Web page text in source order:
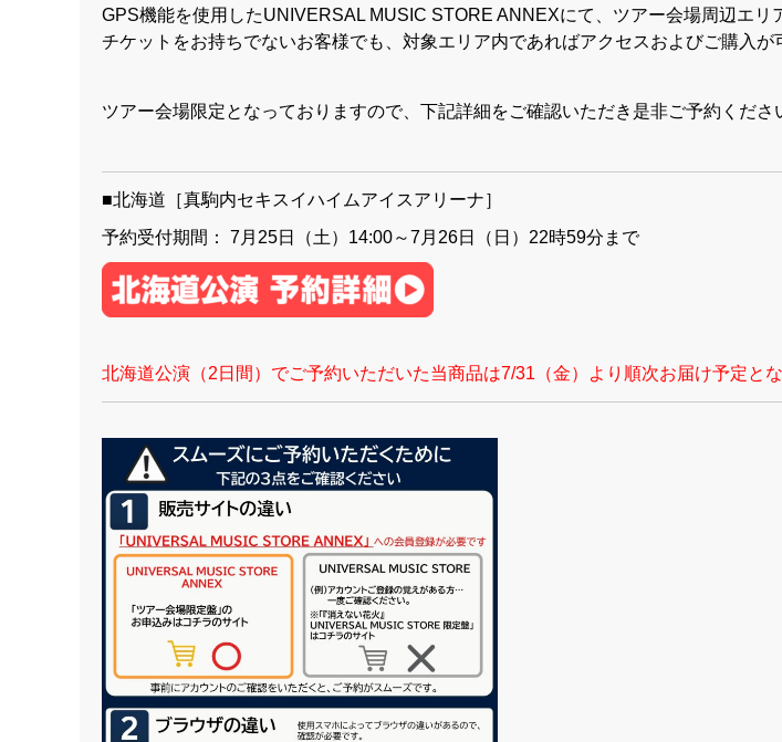
GPS機能を使用したUNIVERSAL MUSIC STORE ANNEXにて、ツアー会場周辺エリ
チケットをお持ちでないお客様でも、対象エリア内であればアクセスおよびご購入が
ツアー会場限定となっておりますので、下記詳細をご確認いただき是非ご予約くださ
■北海道［真駒内セキスイハイムアイスアリーナ］
予約受付期間： 7月25日（土）14:00～7月26日（日）22時59分まで
北海道公演（2日間）でご予約いただいた当商品は7/31（金）より順次お届け予定とな